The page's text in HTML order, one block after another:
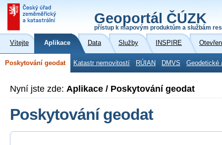
Geoportál ČÚZK
přístup k mapovým produktům a službám
Vítejte Aplikace Data Služby INSPIRE
Poskytování geodat Katastr nemovitostí RÚIAN DMVS Geodetické
Nyní jste zde: Aplikace / Poskytování geodat
Poskytování geodat